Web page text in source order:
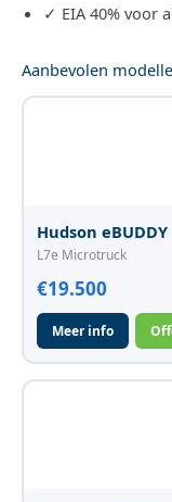
✓ EIA 40% voor
Aanbevolen
Hudson eBUDDY
L7e Microtruck
€19.500
Meer info